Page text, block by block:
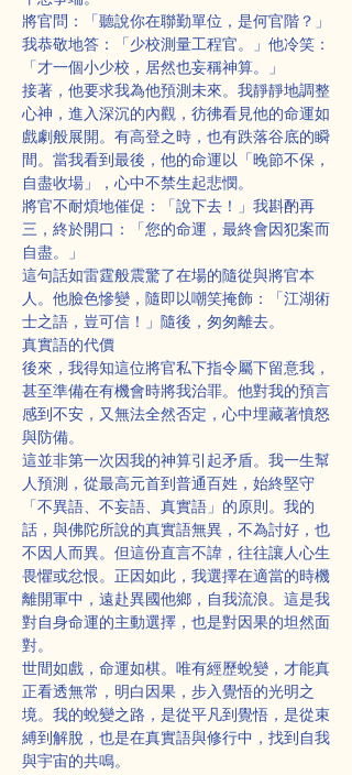
將官問：「聽說你在聯勤單位，是何官階？」
我恭敬地答：「少校測量工程官。」他冷笑：
「才一個小少校，居然也妄稱神算。」
接著，他要求我為他預測未來。我靜靜地調整
心神，進入深沉的內觀，彷彿看見他的命運如
戲劇般展開。有高登之時，也有跌落谷底的瞬
間。當我看到最後，他的命運以「晚節不保，
自盡收場」，心中不禁生起悲憫。
將官不耐煩地催促：「說下去！」我斟酌再
三，終於開口：「您的命運，最終會因犯案而
自盡。」
這句話如雷霆般震驚了在場的隨從與將官本
人。他臉色慘變，隨即以嘲笑掩飾：「江湖術
士之語，豈可信！」隨後，匆匆離去。
真實語的代價
後來，我得知這位將官私下指令屬下留意我，
甚至準備在有機會時將我治罪。他對我的預言
感到不安，又無法全然否定，心中埋藏著憤怒
與防備。
這並非第一次因我的神算引起矛盾。我一生幫
人預測，從最高元首到普通百姓，始終堅守
「不異語、不妄語、真實語」的原則。我的
話，與佛陀所說的真實語無異，不為討好，也
不因人而異。但這份直言不諱，往往讓人心生
畏懼或忿恨。正因如此，我選擇在適當的時機
離開軍中，遠赴異國他鄉，自我流浪。這是我
對自身命運的主動選擇，也是對因果的坦然面
對。
世間如戲，命運如棋。唯有經歷蛻變，才能真
正看透無常，明白因果，步入覺悟的光明之
境。我的蛻變之路，是從平凡到覺悟，是從束
縛到解脫，也是在真實語與修行中，找到自我
與宇宙的共鳴。